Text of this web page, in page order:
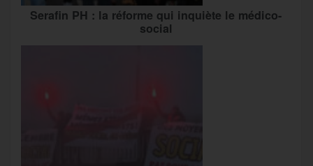
Serafin PH : la réforme qui inquiète le médico-
social